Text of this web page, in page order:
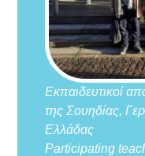
Εκπαιδευτικοί
της Σουηδίας,
Ελλάδας
Participating